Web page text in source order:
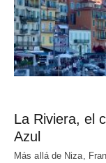
La Riviera, el
Azul
Más allá de Niza,